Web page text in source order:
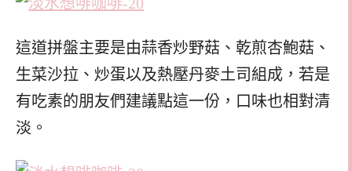
這道拼盤主要是由蒜香炒野菇、乾煎杏鮑菇、
生菜沙拉、炒蛋以及熱壓丹麥土司組成，若是
有吃素的朋友們建議點這一份，口味也相對清
淡。